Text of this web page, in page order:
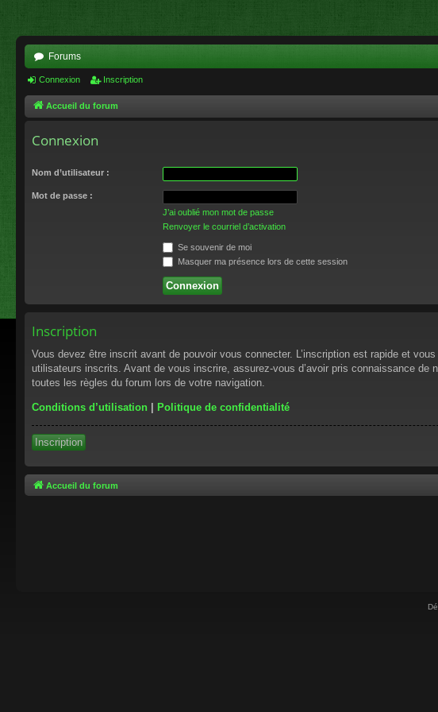
Forums
Connexion Inscription
Accueil du forum
Connexion
Nom d’utilisateur :
Mot de passe :
J’ai oublié mon mot de passe
Renvoyer le courriel d’activation
Se souvenir de moi
Masquer ma présence lors de cette session
Inscription
Vous devez être inscrit avant de pouvoir vous connecter. L’inscription est rapide et
utilisateurs inscrits. Avant de vous inscrire, assurez-vous d’avoir pris connaissance
toutes les règles du forum lors de votre navigation.
Conditions d’utilisation | Politique de confidentialité
Inscription
Accueil du forum